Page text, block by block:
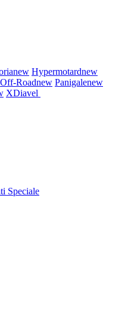
new Hypermotardnew
Off-Roadnew Panigalenew
XDiavel
Speciale